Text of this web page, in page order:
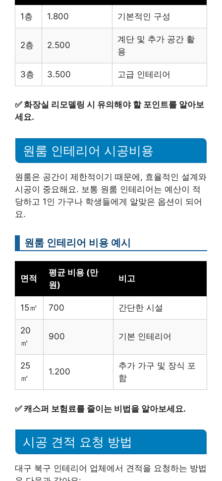
1층 1.800 기본적인 구성
2층 2.500
계단 및 추가 공간 활
용
3층 3.500 고급 인테리어
✅화장실 리모델링 시 유의해야 할 포인트를 알아보
세요.
원룸 인테리어 시공비용
원룸은 공간이 제한적이기 때문에, 효율적인 설계와
시공이 중요해요. 보통 원룸 인테리어는 예산이 적
당하고 1인 가구나 학생들에게 알맞은 옵션이 되어
요.
원룸 인테리어 비용 예시
면적
평균 비용 (만
원)
비고
15㎡ 700 간단한 시설
20
㎡
900 기본 인테리어
25
㎡
1.200
추가 가구 및 장식 포
함
✅캐스퍼 보험료를 줄이는 비법을 알아보세요.
시공 견적 요청 방법
대구 북구 인테리어 업체에서 견적을 요청하는 방법